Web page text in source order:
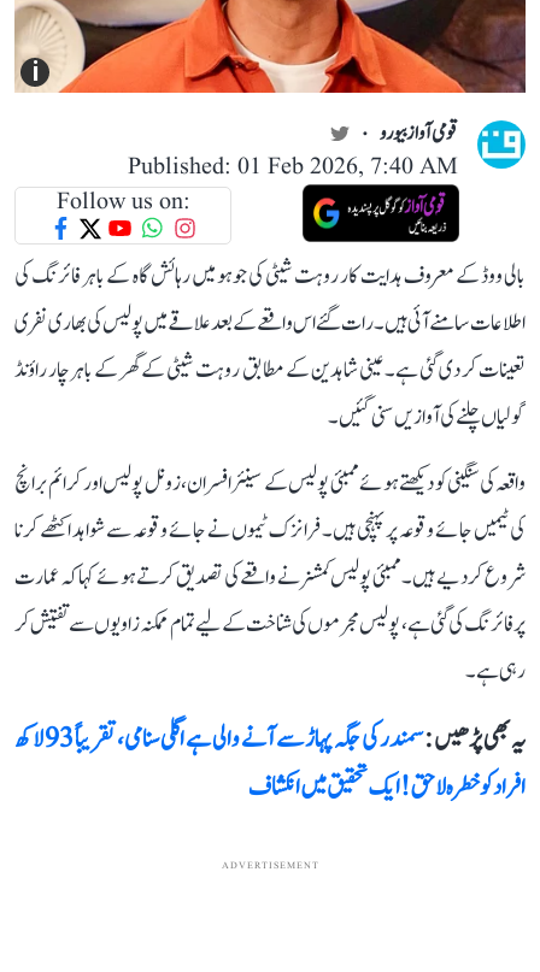
i
قومی آواز بیورو
Published: 01 Feb 2026, 7:40 AM
Follow us on:
بالی ووڈ کے معروف ہدایت کار روہت شیٹی کی جوہو میں رہائش گاہ کے باہر فائرنگ کی
اطلاعات سامنے آئی ہیں۔ رات گئے اس واقعے کے بعد علاقے میں پولیس کی بھاری نفری
تعینات کر دی گئی ہے۔ عینی شاہدین کے مطابق روہت شیٹی کے گھر کے باہر چار راؤنڈ
گولیاں چلنے کی آوازیں سنی گئیں۔
واقعہ کی سنگینی کو دیکھتے ہوئے ممبئی پولیس کے سینئر افسران، زونل پولیس اور کرائم برانچ
کی ٹیمیں جائے وقوعہ پر پہنچی ہیں۔ فرانزک ٹیموں نے جائے وقوعہ سے شواہد اکٹھے کرنا
شروع کر دیے ہیں۔ ممبئی پولیس کمشنر نے واقعے کی تصدیق کرتے ہوئے کہا کہ عمارت
پر فائرنگ کی گئی ہے، پولیس مجرموں کی شناخت کے لیے تمام ممکنہ زاویوں سے تفتیش کر
رہی ہے۔
یہ بھی پڑھیں :
سمندر کی جگہ پہاڑ سے آنے والی ہے اگلی سنامی، تقریباً 93 لاکھ
افراد کو خطرہ لاحق! ایک تحقیق میں انکشاف
ADVERTISEMENT